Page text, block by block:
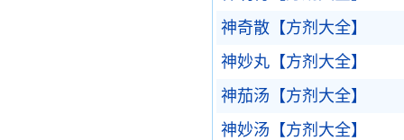
神奇散【方剂大全】
神妙丸【方剂大全】
神茄汤【方剂大全】
神妙汤【方剂大全】